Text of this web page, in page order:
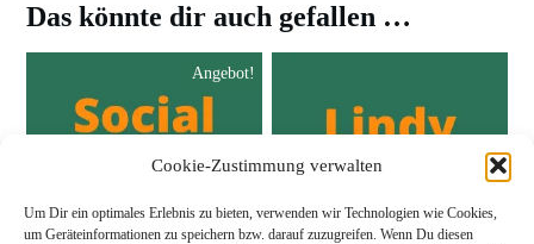
Cookie-Zustimmung verwalten
Um Dir ein optimales Erlebnis zu bieten, verwenden wir Technologien wie Cookies,
um Geräteinformationen zu speichern bzw. darauf zuzugreifen. Wenn Du diesen
Das könnte dir auch gefallen …
Angebot!